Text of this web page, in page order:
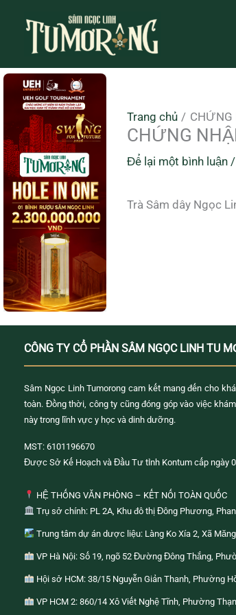
dung
Trang chủ CHỨNG
CHỨNG
Để lại một bình luận
Trà Sâm dây Ngọc
CÔNG TY CỔ PHẦN SÂM NGỌC LINH TU
Sâm Ngọc Linh Tumorong cam kết mang đến cho
toàn. Đồng thời, công ty cũng đóng góp vào việc
này trong lĩnh vực y học và dinh dưỡng.
MST: 6101196670
Được Sở Kế Hoạch và Đầu Tư tỉnh Kontum cấp ngày
HỆ THỐNG VĂN PHÒNG – KẾT NỐI TOÀN QUỐC
Trụ sở chính: PL 2A, Khu đô thị Đông Phương,
Trung tâm dự án dược liệu: Làng Ko Xía 2, Xã
VP Hà Nội: Số 19, ngõ 52 Đường Đông Thắng,
Hội sở HCM: 38/15 Nguyễn Giản Thanh, Phường
VP HCM 2: 860/14 Xô Viết Nghệ Tĩnh, Phường